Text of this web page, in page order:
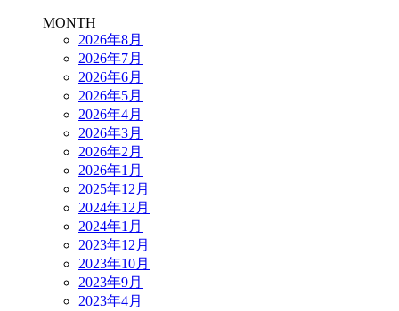
MONTH
2026年8月
2026年7月
2026年6月
2026年5月
2026年4月
2026年3月
2026年2月
2026年1月
2025年12月
2024年12月
2024年1月
2023年12月
2023年10月
2023年9月
2023年4月